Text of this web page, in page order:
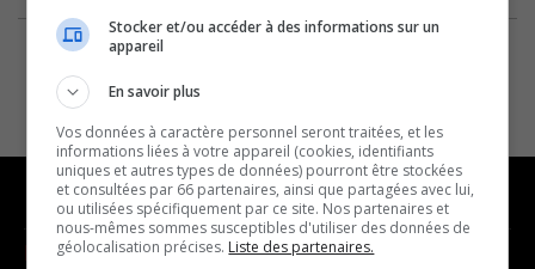
NOUVELLES MUSIQUE
Stocker et/ou accéder à des informations sur un
appareil
En savoir plus
Vos données à caractère personnel seront traitées, et les
informations liées à votre appareil (cookies, identifiants
uniques et autres types de données) pourront être stockées
et consultées par 66 partenaires, ainsi que partagées avec lui,
ou utilisées spécifiquement par ce site. Nos partenaires et
nous-mêmes sommes susceptibles d'utiliser des données de
géolocalisation précises. Liste des partenaires.